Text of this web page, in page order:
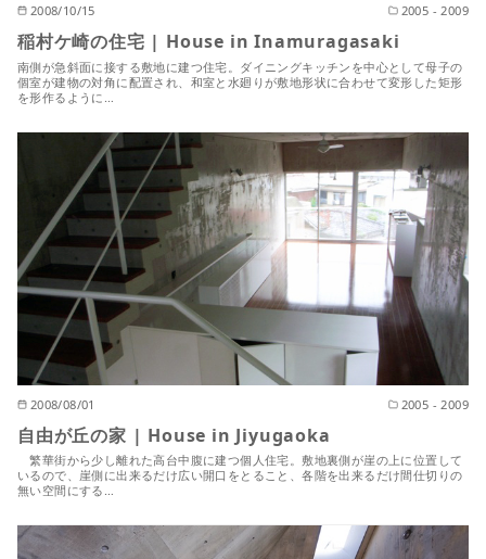
2008/10/15 2005 - 2009
稲村ケ崎の住宅 | House in Inamuragasaki
南側が急斜面に接する敷地に建つ住宅。ダイニングキッチンを中心として母子の
個室が建物の対角に配置され、和室と水廻りが敷地形状に合わせて変形した矩形
を形作るように…
2008/08/01 2005 - 2009
自由が丘の家 | House in Jiyugaoka
繁華街から少し離れた高台中腹に建つ個人住宅。敷地裏側が崖の上に位置して
いるので、崖側に出来るだけ広い開口をとること、各階を出来るだけ間仕切りの
無い空間にする…